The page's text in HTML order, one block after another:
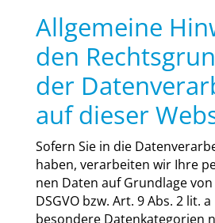
Allgemeine
den
der
auf dieser
Sofern Sie in die
haben, ver­ar­bei­ten wir Ihre
nen Daten auf Grund­la­ge von
DSGVO bzw. Art. 9 Abs. 2 lit.
beson­de­re Daten­ka­te­go­rien